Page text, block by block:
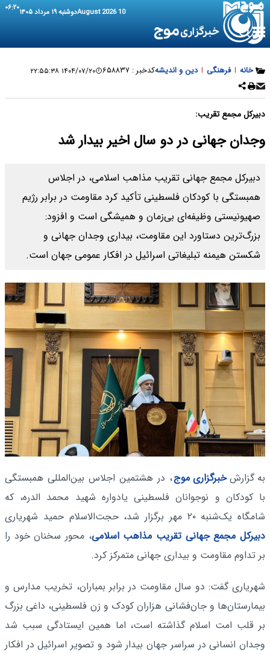
10 August 2026 دوشنبه ۱۹ مرداد ۱۴۰۵ ۰۶:۲۰
خانه | فرهنگی | دین و اندیشهکدخبر : ۶۵۸۸۳۷ ۱۴۰۴/۰۷/۲۰ ۲۲:۵۵:۳۸
دبیرکل مجمع تقریب:
وجدان جهانی در دو سال اخیر بیدار شد
دبیرکل مجمع جهانی تقریب مذاهب اسلامی، در اجلاس
همبستگی با کودکان فلسطینی تأکید کرد مقاومت در برابر رژیم
صهیونیستی وظیفه‌ای بی‌زمان و همیشگی است و افزود:
بزرگ‌ترین دستاورد این مقاومت، بیداری وجدان جهانی و
شکستن هیمنه تبلیغاتی اسرائیل در افکار عمومی جهان است.
به گزارشخبرگزاری موج، در هشتمین اجلاس بین‌المللی همبستگی
با کودکان و نوجوانان فلسطینی یادواره شهید محمد الدره، که
شامگاه یک‌شنبه ۲۰ مهر برگزار شد، حجت‌الاسلام حمید شهریاری
دبیرکل مجمع جهانی تقریب مذاهب اسلامی، محور سخنان خود را
بر تداوم مقاومت و بیداری جهانی متمرکز کرد.
شهریاری گفت: دو سال مقاومت در برابر بمباران، تخریب مدارس و
بیمارستان‌ها و جان‌فشانی هزاران کودک و زن فلسطینی، داغی بزرگ
بر قلب امت اسلام گذاشته است، اما همین ایستادگی سبب شد
وجدان انسانی در سراسر جهان بیدار شود و تصویر اسرائیل در افکار